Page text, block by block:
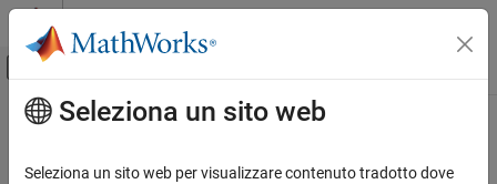
Vai al contenuto
Attiva/disattiva menu di navigazione
Pagina iniziale della documentazione
Contenuto principale
rref
Seleziona un sito web
Seleziona un sito web per visualizzare contenuto tradotto dove